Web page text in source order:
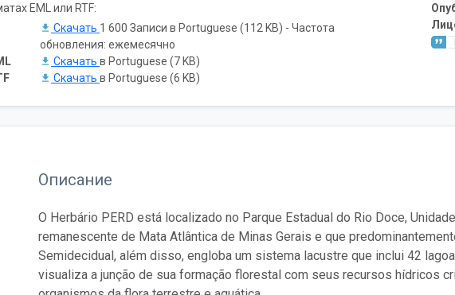
EML или RTF:
Скачать 1 600 Записи в Portuguese (112 KB) - Частота
обновления: ежемесячно
Скачать в Portuguese (7 KB)
Скачать в Portuguese (6 KB)
Описание
O Herbário PERD está localizado no Parque Estadual do Rio Doce,
remanescente de Mata Atlântica de Minas Gerais e que
Semidecidual, além disso, engloba um sistema lacustre que inclui 42
visualiza a junção de sua formação florestal com seus recursos hídricos